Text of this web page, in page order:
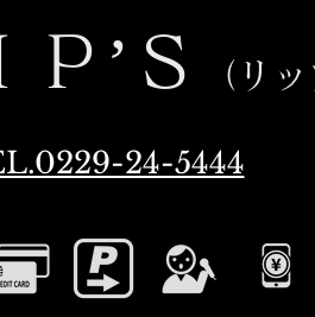
Ｐ’Ｓ （リ
24-5444